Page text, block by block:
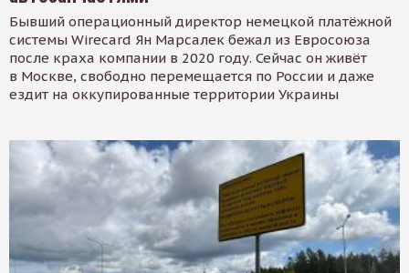
Бывший операционный директор немецкой платёжной
системы Wirecard Ян Марсалек бежал из Евросоюза
после краха компании в 2020 году. Сейчас он живёт
в Москве, свободно перемещается по России и даже
ездит на оккупированные территории Украины